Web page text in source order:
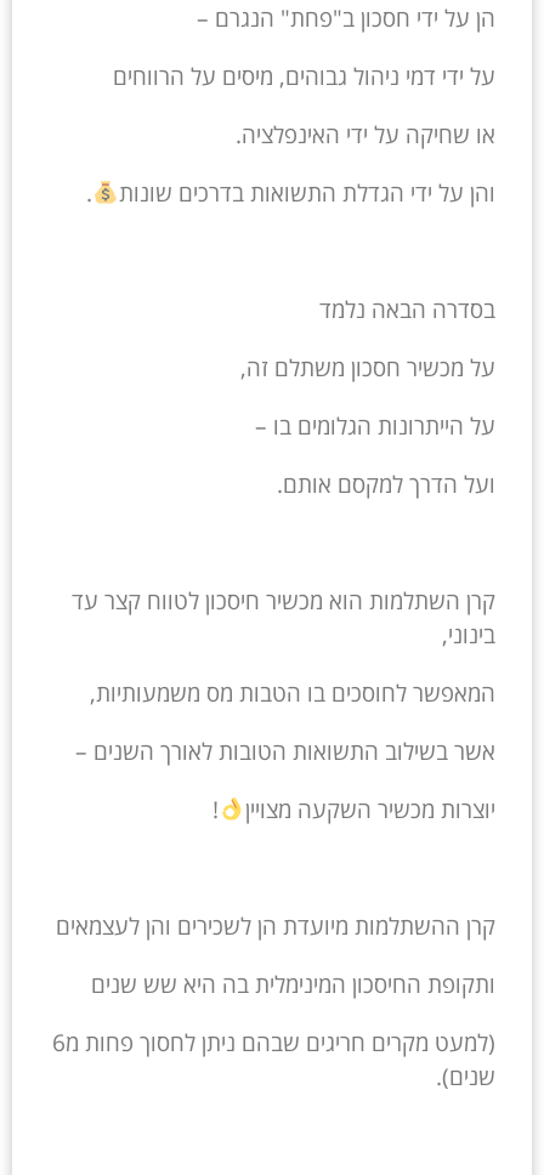
הן על ידי חסכון ב"פחת" הנגרם –
על ידי דמי ניהול גבוהים, מיסים על הרווחים
או שחיקה על ידי האינפלציה.
והן על ידי הגדלת התשואות בדרכים שונות
.
בסדרה הבאה נלמד
על מכשיר חסכון משתלם זה,
על הייתרונות הגלומים בו –
ועל הדרך למקסם אותם.
קרן השתלמות הוא מכשיר חיסכון לטווח קצר עד
בינוני,
המאפשר לחוסכים בו הטבות מס משמעותיות,
אשר בשילוב התשואות הטובות לאורך השנים –
יוצרות מכשיר השקעה מצויין
!
קרן ההשתלמות מיועדת הן לשכירים והן לעצמאים
ותקופת החיסכון המינימלית בה היא שש שנים
(למעט מקרים חריגים שבהם ניתן לחסוך פחות מ6
שנים).